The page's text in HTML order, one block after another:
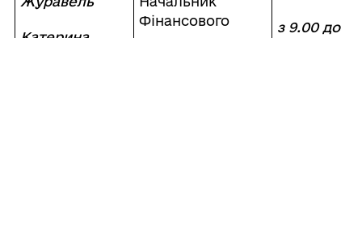
Катерина
Фінансового
з 9.00 до